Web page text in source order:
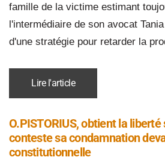
famille de la victime estimant
l'intermédiaire de son avocat
d'une stratégie pour retarder la
Lire l'article
O.PISTORIUS, obtient la
conteste sa condamnation
constitutionnelle